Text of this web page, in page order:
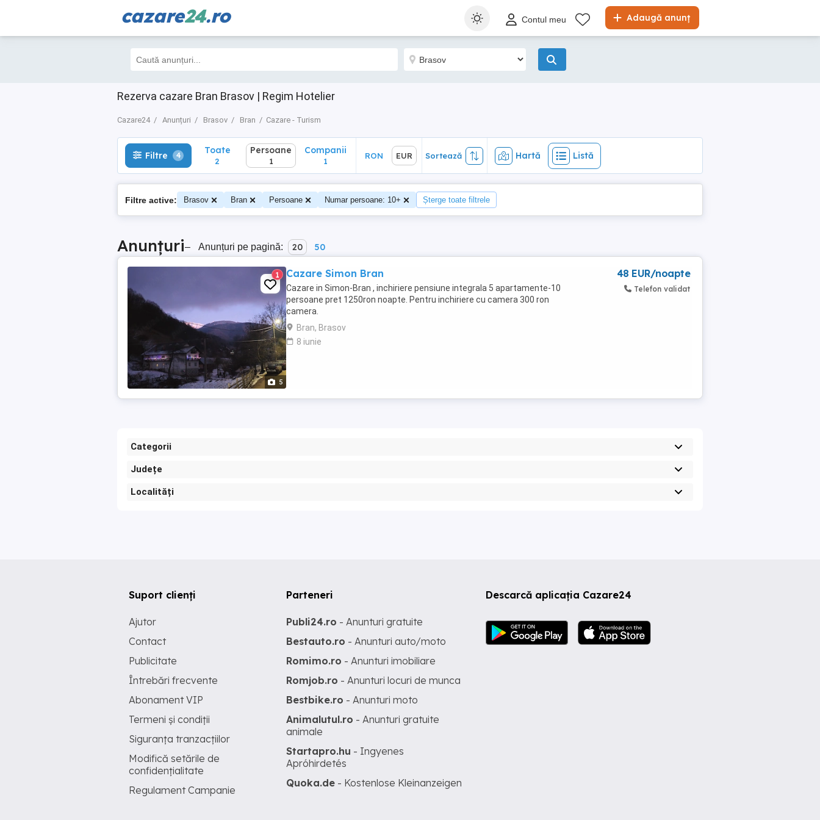
cazare24.ro Adaugă anunț
Contul meu
Rezerva cazare Bran Brasov | Regim Hotelier
Cazare24 Anunțuri Brasov Bran Cazare - Turism
Filtre 4 Toate
2
Hartă Listă
Filtre 4 Toate
2
Persoane
1
Companii
1
RON EUR Sortează Hartă Listă
Filtre active: Brasov Bran Persoane Numar persoane: 10+ Șterge toate filtrele
Anunțuri– Anunțuri pe pagină: 20 50
5
1 Cazare Simon Bran
Cazare in Simon-Bran , inchiriere pensiune integrala 5 apartamente-10
persoane pret 1250ron noapte. Pentru inchiriere cu camera 300 ron
camera.
Bran, Brasov
8 iunie
48 EUR/noapte
Telefon validat
Categorii
Județe
Localități
Descarcă aplicația Cazare24
Suport clienți
Ajutor
Contact
Publicitate
Întrebări frecvente
Abonament VIP
Termeni și condiții
Siguranța tranzacțiilor
Modifică setările de
confidențialitate
Regulament Campanie
Parteneri
Publi24.ro - Anunturi gratuite
Bestauto.ro - Anunturi auto/moto
Romimo.ro - Anunturi imobiliare
Romjob.ro - Anunturi locuri de munca
Bestbike.ro - Anunturi moto
Animalutul.ro - Anunturi gratuite
animale
Startapro.hu - Ingyenes
Apróhirdetés
Quoka.de - Kostenlose Kleinanzeigen